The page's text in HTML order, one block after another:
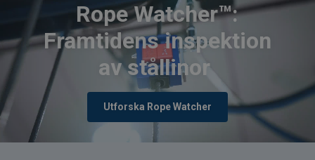
Rope Watcher™:
Framtidens inspektion
av stållinor
Utforska Rope Watcher